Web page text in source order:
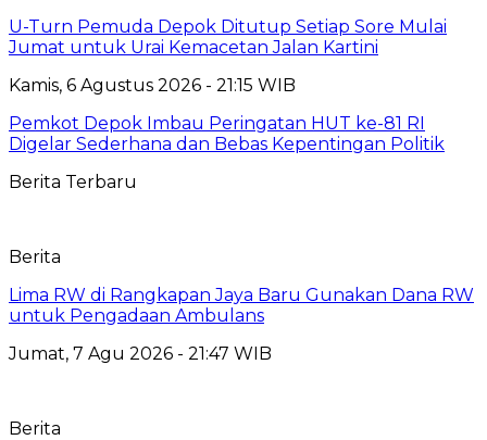
U-Turn Pemuda Depok Ditutup Setiap Sore Mulai
Jumat untuk Urai Kemacetan Jalan Kartini
Kamis, 6 Agustus 2026 - 21:15 WIB
Pemkot Depok Imbau Peringatan HUT ke-81 RI
Digelar Sederhana dan Bebas Kepentingan Politik
Berita Terbaru
Berita
Lima RW di Rangkapan Jaya Baru Gunakan Dana RW
untuk Pengadaan Ambulans
Jumat, 7 Agu 2026 - 21:47 WIB
Berita